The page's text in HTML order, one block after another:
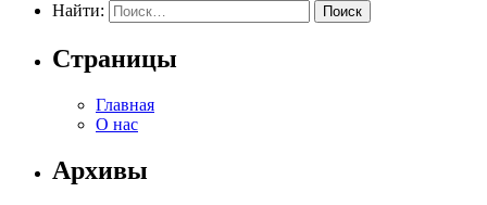
Найти:
Страницы
Главная
О нас
Архивы